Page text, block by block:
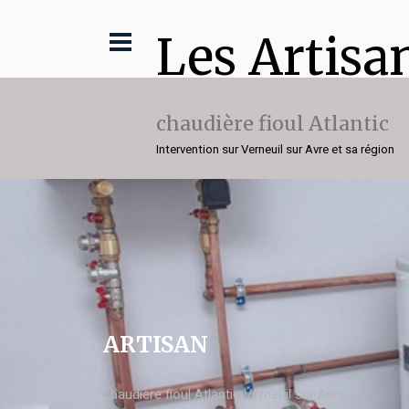
Les
chaudière fioul Atlantic
Intervention sur Verneuil sur Avre et sa région
ARTISAN
chaudière fioul Atlantic Verneuil sur Avre